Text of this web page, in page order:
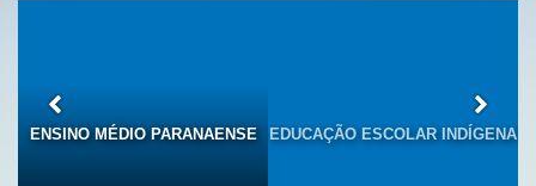
ENSINO MÉDIO PARANAENSE
EDUCAÇÃO ESCOLAR INDÍGENA